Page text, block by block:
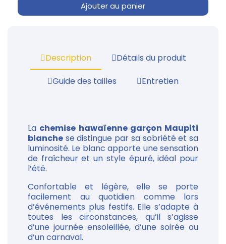
Ajouter au panier
Description
Détails du produit
Guide des tailles
Entretien
La chemise hawaïenne garçon Maupiti
blanche se distingue par sa sobriété et sa
luminosité. Le blanc apporte une sensation
de fraîcheur et un style épuré, idéal pour
l’été.
Confortable et légère, elle se porte
facilement au quotidien comme lors
d’événements plus festifs. Elle s’adapte à
toutes les circonstances, qu’il s’agisse
d’une journée ensoleillée, d’une soirée ou
d’un carnaval.